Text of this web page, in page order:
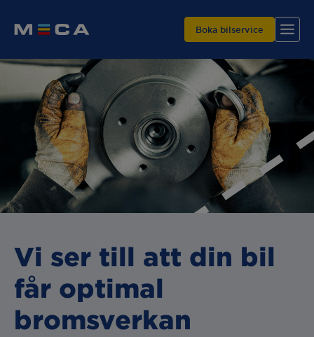
Hitta din verkstad
Våra tjänster
Varför MECA?
Boka bilservice
Vi ser till att din bil
får optimal
bromsverkan